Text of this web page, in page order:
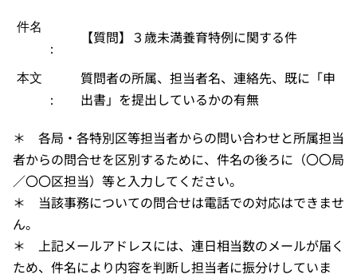
件名
：
【質問】３歳未満養育特例に関する件
本文
：
質問者の所属、担当者名、連絡先、既に「申
出書」を提出しているかの有無
＊ 各局・各特別区等担当者からの問い合わせと所属担当
者からの問合せを区別するために、件名の後ろに（〇〇局
／〇〇区担当）等と入力してください。
＊ 当該事務についての問合せは電話での対応はできませ
ん。
＊ 上記メールアドレスには、連日相当数のメールが届く
ため、件名により内容を判断し担当者に振分けしていま